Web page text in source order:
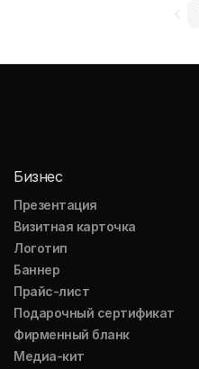
Бизнес
Презентация
Визитная карточка
Логотип
Баннер
Прайс-лист
Подарочный сертификат
Фирменный бланк
Медиа-кит